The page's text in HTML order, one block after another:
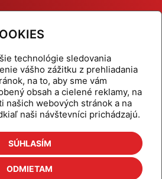
technológie sledovania
vášho zážitku z prehliadania
na to, aby sme vám
obsah a cielené reklamy, na
našich webových stránok a na
naši návštevníci prichádzajú.
SÚHLASÍM
ODMIETAM
ventily
Produkty
Odber šikovné tipy
Cenníky
Referencie
Kontakt